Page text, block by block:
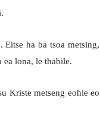
ha ba tsoa metsing,
ea lona, le thabile.
Kriste metseng eohle eo